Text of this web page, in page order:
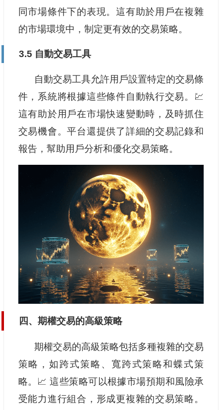
同市場條件下的表現。這有助於用戶在複雜
的市場環境中，制定更有效的交易策略。
3.5 自動交易工具
自動交易工具允許用戶設置特定的交易條
件，系統將根據這些條件自動執行交易。💹
這有助於用戶在市場快速變動時，及時抓住
交易機會。平台還提供了詳細的交易記錄和
報告，幫助用戶分析和優化交易策略。
四、期權交易的高級策略
期權交易的高級策略包括多種複雜的交易
策略，如跨式策略、寬跨式策略和蝶式策
略。📈 這些策略可以根據市場預期和風險承
受能力進行組合，形成更複雜的交易策略。